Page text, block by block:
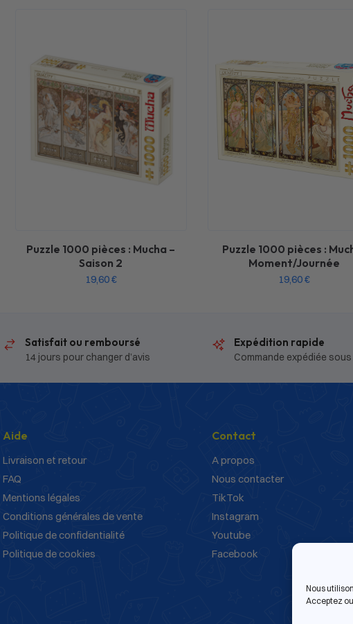
Nous
Acceptez
Puzzle 1000 pièces : Mucha –
Saison 2
19,60€
Puzzle 1000 pièces :
Moment/Journée
19,60€
Satisfait ou remboursé
14 jours pour changer d’avis
Expédition rapide
Commande expédiée
Aide
Livraison et retour
FAQ
Mentions légales
Conditions générales de vente
Politique de confidentialité
Politique de cookies
Contact
A propos
Nous contacter
TikTok
Instagram
Youtube
Facebook